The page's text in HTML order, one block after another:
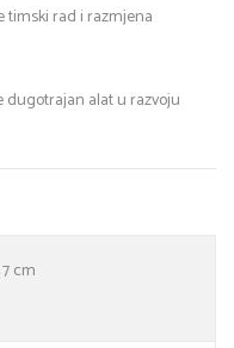
timski rad i razmjena
dugotrajan alat u razvoju
cm